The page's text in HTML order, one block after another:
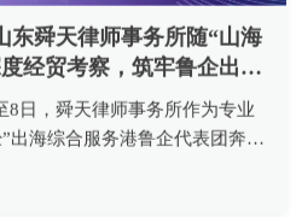
东舜天律师事务所随“山海
经贸考察，筑牢鲁企出海
出海综合服务港鲁企代表团奔赴
亚经济部、塞方企业7家，走访
高端对话、中外法律专业交